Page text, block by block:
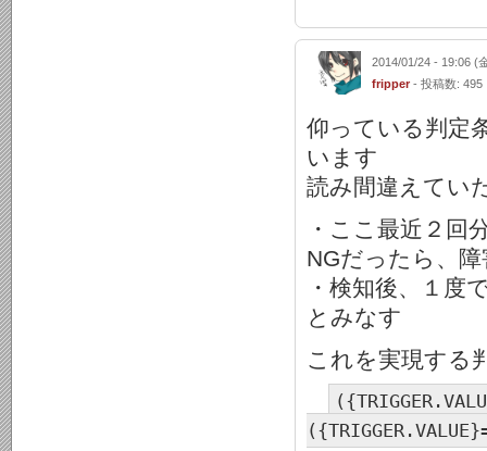
2014/01/24 - 19:06 (
fripper - 投稿数: 495
仰っている判定
います
読み間違えてい
・ここ最近２回
NGだったら、
・検知後、１度
とみなす
これを実現する